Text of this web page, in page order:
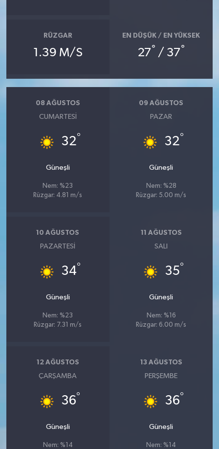
RÜZGAR
1.39 M/S
EN DÜŞÜK / EN YÜKSEK
27° / 37°
08 AĞUSTOS
CUMARTESI
32°
Güneşli
Nem: %23
Rüzgar: 4.81 m/s
09 AĞUSTOS
PAZAR
32°
Güneşli
Nem: %28
Rüzgar: 5.00 m/s
10 AĞUSTOS
PAZARTESI
34°
Güneşli
Nem: %23
Rüzgar: 7.31 m/s
11 AĞUSTOS
SALI
35°
Güneşli
Nem: %16
Rüzgar: 6.00 m/s
12 AĞUSTOS
ÇARŞAMBA
36°
Güneşli
Nem: %14
13 AĞUSTOS
PERŞEMBE
36°
Güneşli
Nem: %14